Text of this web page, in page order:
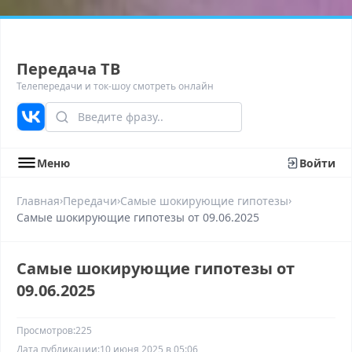
Передача ТВ
Телепередачи и ток-шоу смотреть онлайн
Меню Войти
Главная›Передачи›Самые шокирующие гипотезы›
Самые шокирующие гипотезы от 09.06.2025
Самые шокирующие гипотезы от
09.06.2025
Просмотров:225
Дата публикации:10 июня 2025 в 05:06